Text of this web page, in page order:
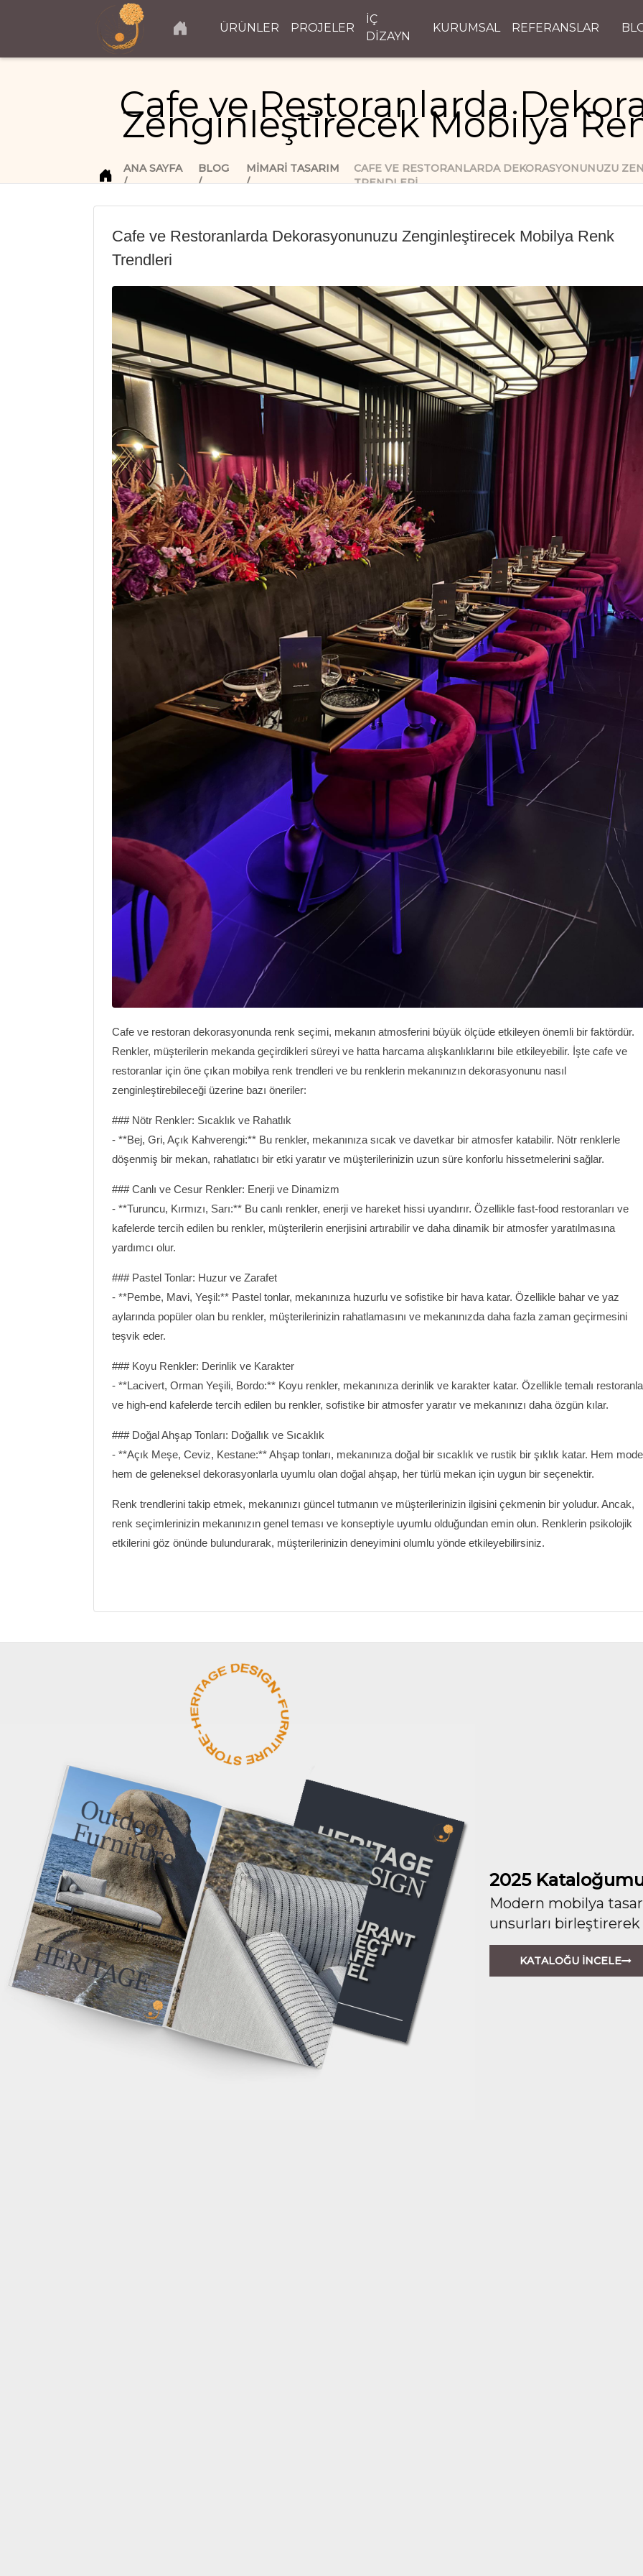
ÜRÜNLER PROJELER
İÇ
DİZAYN
KURUMSAL REFERANSLAR
Cafe ve Restoranlarda
Zenginleştirecek Mobilya
ANA SAYFA BLOG MIMARI TASARIM
CAFE VE RESTORANLARDA DEKORASYONUNUZU
TRENDLERI
Cafe ve Restoranlarda Dekorasyonunuzu Zenginleştirecek Mobilya Renk
Trendleri
Cafe ve restoran dekorasyonunda renk seçimi, mekanın atmosferini büyük ölçüde etkileyen önemli bir faktördür.
Renkler, müşterilerin mekanda geçirdikleri süreyi ve hatta harcama alışkanlıklarını bile etkileyebilir. İşte cafe ve
restoranlar için öne çıkan mobilya renk trendleri ve bu renklerin mekanınızın dekorasyonunu nasıl
zenginleştirebileceği üzerine bazı öneriler:
### Nötr Renkler: Sıcaklık ve Rahatlık
- **Bej, Gri, Açık Kahverengi:** Bu renkler, mekanınıza sıcak ve davetkar bir atmosfer katabilir. Nötr renklerle
döşenmiş bir mekan, rahatlatıcı bir etki yaratır ve müşterilerinizin uzun süre konforlu hissetmelerini sağlar.
### Canlı ve Cesur Renkler: Enerji ve Dinamizm
- **Turuncu, Kırmızı, Sarı:** Bu canlı renkler, enerji ve hareket hissi uyandırır. Özellikle fast-food restoranları ve
kafelerde tercih edilen bu renkler, müşterilerin enerjisini artırabilir ve daha dinamik bir atmosfer yaratılmasına
yardımcı olur.
### Pastel Tonlar: Huzur ve Zarafet
- **Pembe, Mavi, Yeşil:** Pastel tonlar, mekanınıza huzurlu ve sofistike bir hava katar. Özellikle bahar ve yaz
aylarında popüler olan bu renkler, müşterilerinizin rahatlamasını ve mekanınızda daha fazla zaman geçirmesini
teşvik eder.
### Koyu Renkler: Derinlik ve Karakter
- **Lacivert, Orman Yeşili, Bordo:** Koyu renkler, mekanınıza derinlik ve karakter katar. Özellikle temalı
ve high-end kafelerde tercih edilen bu renkler, sofistike bir atmosfer yaratır ve mekanınızı daha özgün kılar.
### Doğal Ahşap Tonları: Doğallık ve Sıcaklık
- **Açık Meşe, Ceviz, Kestane:** Ahşap tonları, mekanınıza doğal bir sıcaklık ve rustik bir şıklık katar. Hem
hem de geleneksel dekorasyonlarla uyumlu olan doğal ahşap, her türlü mekan için uygun bir seçenektir.
Renk trendlerini takip etmek, mekanınızı güncel tutmanın ve müşterilerinizin ilgisini çekmenin bir yoludur. Ancak,
renk seçimlerinizin mekanınızın genel teması ve konseptiyle uyumlu olduğundan emin olun. Renklerin psikolojik
etkilerini göz önünde bulundurarak, müşterilerinizin deneyimini olumlu yönde etkileyebilirsiniz.
2025
Modern mobilya
unsurları
KATALOĞU İNCELE